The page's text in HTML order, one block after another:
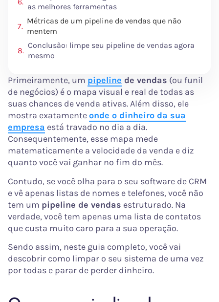
as melhores ferramentas
Métricas de um pipeline de vendas que não
mentem
Conclusão: limpe seu pipeline de vendas agora
mesmo
Primeiramente, um pipeline de vendas (ou funil
de negócios) é o mapa visual e real de todas as
suas chances de venda ativas. Além disso, ele
mostra exatamenteonde o dinheiro da sua
empresa está travado no dia a dia.
Consequentemente, esse mapa mede
matematicamente a velocidade da venda e diz
quanto você vai ganhar no fim do mês.
Contudo, se você olha para o seu software de CRM
e vê apenas listas de nomes e telefones, você não
tem um pipeline de vendas estruturado. Na
verdade, você tem apenas uma lista de contatos
que custa muito caro para a sua operação.
Sendo assim, neste guia completo, você vai
descobrir como limpar o seu sistema de uma vez
por todas e parar de perder dinheiro.